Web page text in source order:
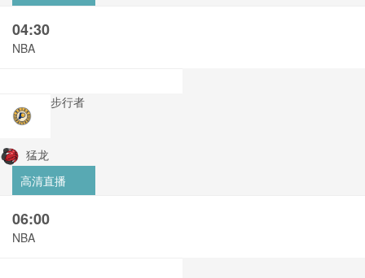
04:30
NBA
步行者
猛龙
高清直播
06:00
NBA